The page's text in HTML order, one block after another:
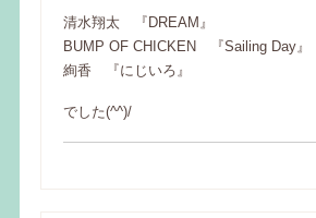
清水翔太 『DREAM』
BUMP OF CHICKEN 『Sailing Day』
絢香 『にじいろ』
でした(^^)/